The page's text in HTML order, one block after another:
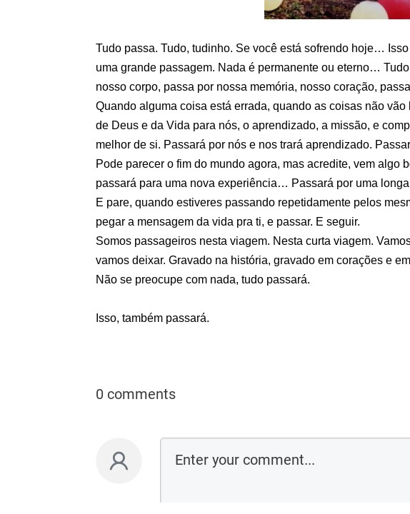
Tudo passa. Tudo, tudinho. Se você está sofrendo hoje…
uma grande passagem. Nada é permanente ou eterno…
nosso corpo, passa por nossa memória, nosso coração,
Quando alguma coisa está errada, quando as coisas não
de Deus e da Vida para nós, o aprendizado, a missão, e
melhor de si. Passará por nós e nos trará aprendizado.
Pode parecer o fim do mundo agora, mas acredite, vem algo
passará para uma nova experiência… Passará por uma
E pare, quando estiveres passando repetidamente pelos
pegar a mensagem da vida pra ti, e passar. E seguir.
Somos passageiros nesta viagem. Nesta curta viagem.
vamos deixar. Gravado na história, gravado em corações e
Não se preocupe com nada, tudo passará.
Isso, também passará.
0 comments